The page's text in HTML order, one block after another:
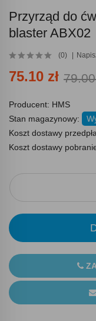
Przyrząd do
blaster ABX02
(0)
75.10 zł 79.00
Producent: HMS
Stan magazynowy:
Koszt dostawy
Koszt dostawy